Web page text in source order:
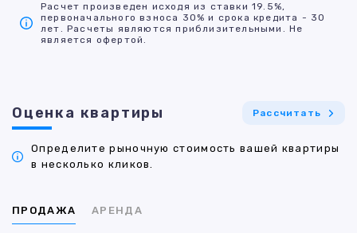
Расчет произведен исходя из ставки 19.5%,
первоначального взноса 30% и срока кредита - 30
лет. Расчеты являются приблизительными. Не
является офертой.
Оценка квартиры Рассчитать
Определите рыночную стоимость вашей квартиры
в несколько кликов.
ПРОДАЖА АРЕНДА